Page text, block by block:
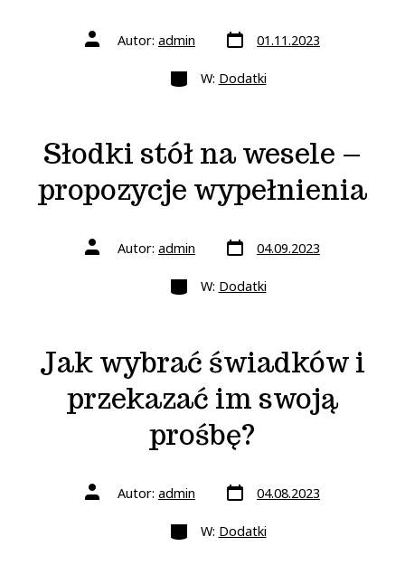
Autor
wpisuAutor: admin Data
wpisu01.11.2023
Kategorie
W: Dodatki
Słodki stół na wesele –
propozycje wypełnienia
Autor
wpisuAutor: admin Data
wpisu04.09.2023
Kategorie
W: Dodatki
Jak wybrać świadków i
przekazać im swoją
prośbę?
Autor
wpisuAutor: admin Data
wpisu04.08.2023
Kategorie
W: Dodatki